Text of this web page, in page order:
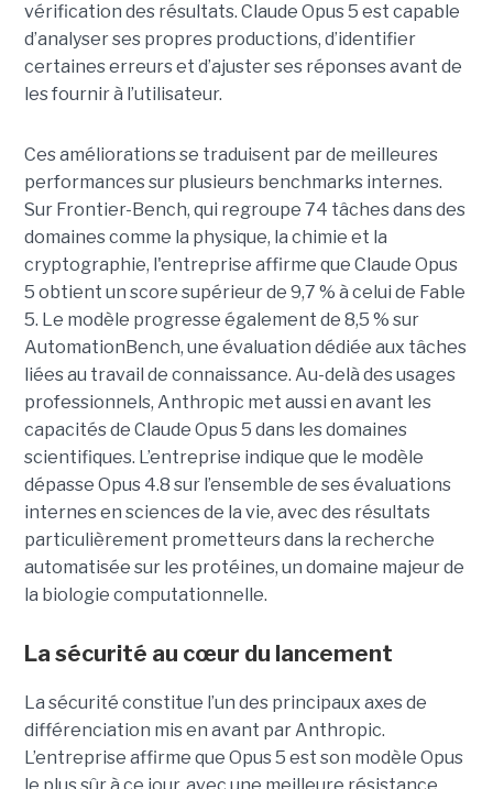
vérification des résultats. Claude Opus 5 est capable
d’analyser ses propres productions, d’identifier
certaines erreurs et d’ajuster ses réponses avant de
les fournir à l’utilisateur.
Ces améliorations se traduisent par de meilleures
performances sur plusieurs benchmarks internes.
Sur Frontier-Bench, qui regroupe 74 tâches dans des
domaines comme la physique, la chimie et la
cryptographie, l'entreprise affirme que Claude Opus
5 obtient un score supérieur de 9,7 % à celui de Fable
5. Le modèle progresse également de 8,5 % sur
AutomationBench, une évaluation dédiée aux tâches
liées au travail de connaissance. Au-delà des usages
professionnels, Anthropic met aussi en avant les
capacités de Claude Opus 5 dans les domaines
scientifiques. L’entreprise indique que le modèle
dépasse Opus 4.8 sur l’ensemble de ses évaluations
internes en sciences de la vie, avec des résultats
particulièrement prometteurs dans la recherche
automatisée sur les protéines, un domaine majeur de
la biologie computationnelle.
La sécurité au cœur du lancement
La sécurité constitue l’un des principaux axes de
différenciation mis en avant par Anthropic.
L’entreprise affirme que Opus 5 est son modèle Opus